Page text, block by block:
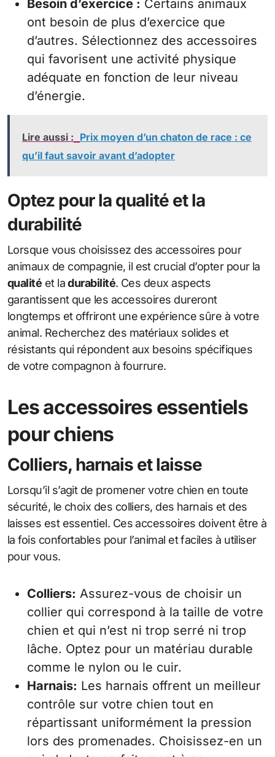
Besoin d’exercice : Certains animaux
ont besoin de plus d’exercice que
d’autres. Sélectionnez des accessoires
qui favorisent une activité physique
adéquate en fonction de leur niveau
d’énergie.
Lire aussi : Prix moyen d’un chaton de race : ce
qu’il faut savoir avant d’adopter
Optez pour la qualité et la
durabilité
Lorsque vous choisissez des accessoires pour
animaux de compagnie, il est crucial d’opter pour la
qualité et ladurabilité. Ces deux aspects
garantissent que les accessoires dureront
longtemps et offriront une expérience sûre à votre
animal. Recherchez des matériaux solides et
résistants qui répondent aux besoins spécifiques
de votre compagnon à fourrure.
Les accessoires essentiels
pour chiens
Colliers, harnais et laisse
Lorsqu’il s’agit de promener votre chien en toute
sécurité, le choix des colliers, des harnais et des
laisses est essentiel. Ces accessoires doivent être à
la fois confortables pour l’animal et faciles à utiliser
pour vous.
Colliers: Assurez-vous de choisir un
collier qui correspond à la taille de votre
chien et qui n’est ni trop serré ni trop
lâche. Optez pour un matériau durable
comme le nylon ou le cuir.
Harnais: Les harnais offrent un meilleur
contrôle sur votre chien tout en
répartissant uniformément la pression
lors des promenades. Choisissez-en un